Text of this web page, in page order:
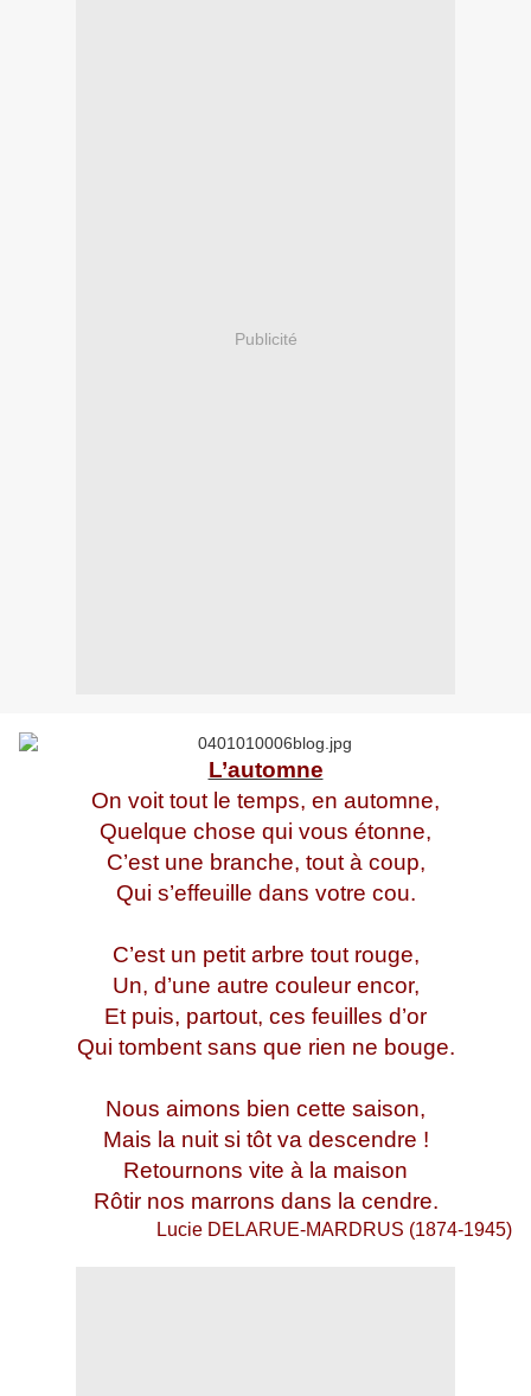
Publicité
L’automne
On voit tout le temps, en automne,
Quelque chose qui vous étonne,
C’est une branche, tout à coup,
Qui s’effeuille dans votre cou.
C’est un petit arbre tout rouge,
Un, d’une autre couleur encor,
Et puis, partout, ces feuilles d’or
Qui tombent sans que rien ne bouge.
Nous aimons bien cette saison,
Mais la nuit si tôt va descendre !
Retournons vite à la maison
Rôtir nos marrons dans la cendre.
Lucie DELARUE-MARDRUS (1874-1945)